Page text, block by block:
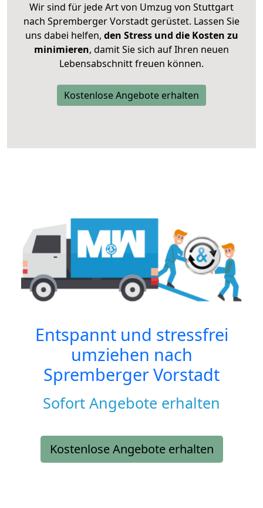
Wir sind für jede Art von Umzug von Stuttgart
nach Spremberger Vorstadt gerüstet. Lassen Sie
uns dabei helfen, den Stress und die Kosten zu
minimieren, damit Sie sich auf Ihren neuen
Lebensabschnitt freuen können.
Kostenlose Angebote erhalten
Entspannt und stressfrei
umziehen nach
Spremberger Vorstadt
Sofort Angebote erhalten
Kostenlose Angebote erhalten